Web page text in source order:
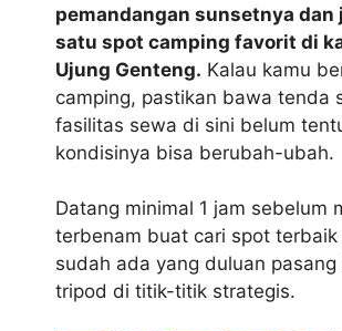
pemandangan sunsetnya dan
satu spot camping favorit di
Ujung Genteng. Kalau kamu
camping, pastikan bawa tenda
fasilitas sewa di sini belum
kondisinya bisa berubah-ubah.
Datang minimal 1 jam sebelum
terbenam buat cari spot
sudah ada yang duluan pasang
tripod di titik-titik strategis.